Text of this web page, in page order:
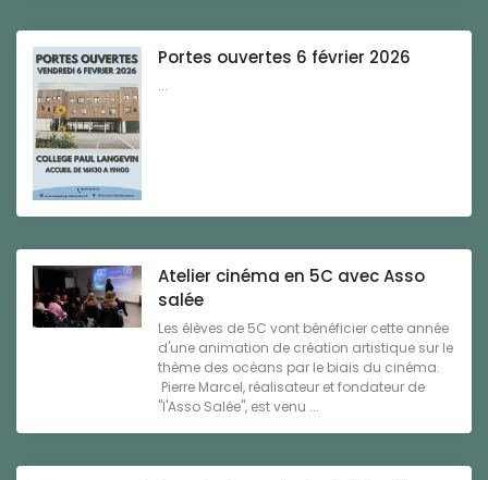
Portes ouvertes 6 février 2026
...
Atelier cinéma en 5C avec Asso
salée
Les élèves de 5C vont bénéficier cette année
d'une animation de création artistique sur le
thème des océans par le biais du cinéma.
Pierre Marcel, réalisateur et fondateur de
"l'Asso Salée", est venu ...